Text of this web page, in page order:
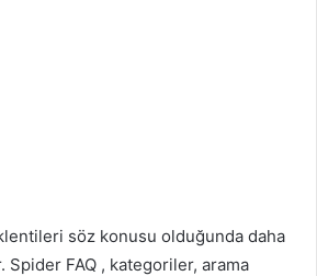
söz konusu olduğunda daha
Spider FAQ , kategoriler, arama